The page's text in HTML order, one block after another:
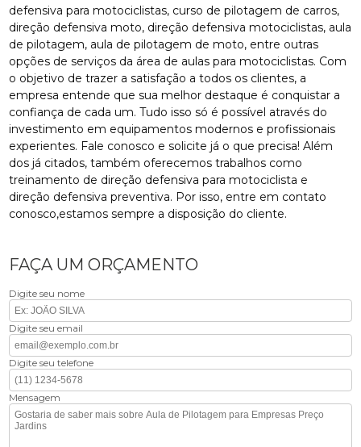
defensiva para motociclistas, curso de pilotagem de carros,
direção defensiva moto, direção defensiva motociclistas, aula
de pilotagem, aula de pilotagem de moto, entre outras
opções de serviços da área de aulas para motociclistas. Com
o objetivo de trazer a satisfação a todos os clientes, a
empresa entende que sua melhor destaque é conquistar a
confiança de cada um. Tudo isso só é possível através do
investimento em equipamentos modernos e profissionais
experientes. Fale conosco e solicite já o que precisa! Além
dos já citados, também oferecemos trabalhos como
treinamento de direção defensiva para motociclista e
direção defensiva preventiva. Por isso, entre em contato
conosco,estamos sempre a disposição do cliente.
FAÇA UM ORÇAMENTO
Digite seu nome
Digite seu email
Digite seu telefone
Mensagem